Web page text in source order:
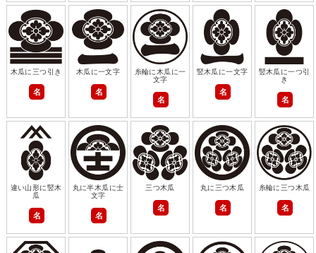
木瓜に三つ引き
名
木瓜に一文字
名
糸輪に木瓜に一
文字
名
竪木瓜に一文字
名
竪木瓜に一つ引
き
名
違い山形に竪木
瓜
名
丸に半木瓜に士
文字
名
三つ木瓜
名
丸に三つ木瓜
名
糸輪に三つ木瓜
名